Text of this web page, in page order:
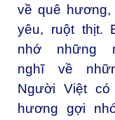
về quê
yêu, ruột thịt.
nhớ những
nghĩ về
Người Việt
hương gợi